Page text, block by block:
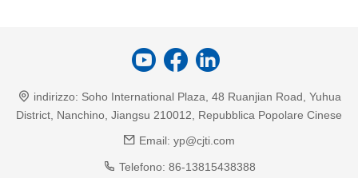
indirizzo: Soho International Plaza, 48 Ruanjian Road, Yuhua
District, Nanchino, Jiangsu 210012, Repubblica Popolare Cinese
Email: yp@cjti.com
Telefono: 86-13815438388